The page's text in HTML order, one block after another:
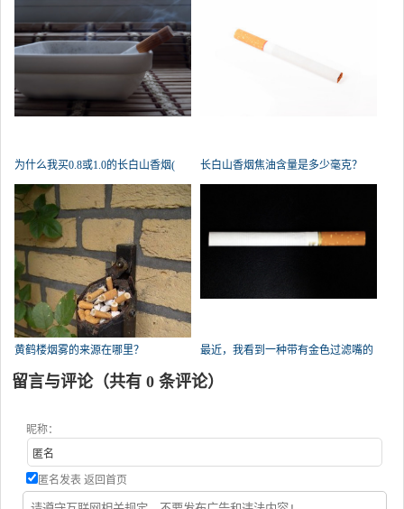
为什么我买0.8或1.0的长白山香烟( 长白山香烟焦油含量是多少毫克？
黄鹤楼烟雾的来源在哪里？
最近，我看到一种带有金色过滤嘴的
南
留言与评论（共有 0 条评论）
昵称：
匿名发表 返回首页